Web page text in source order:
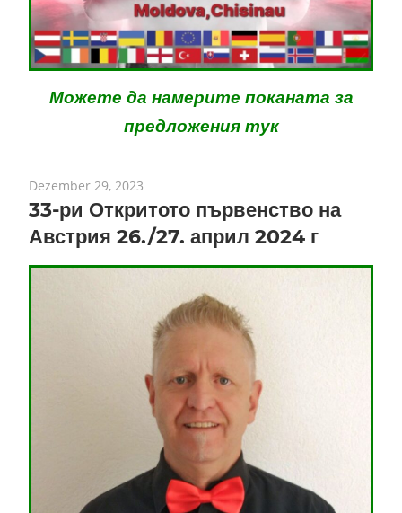
Можете да намерите поканата за
предложения тук
Dezember 29, 2023
33-ри Откритото първенство на
Австрия 26./27. април 2024 г